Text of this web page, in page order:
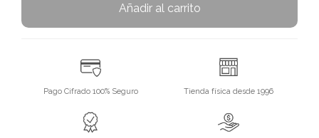
Añadir al carrito
Pago Cifrado 100% Seguro Tienda física desde 1996